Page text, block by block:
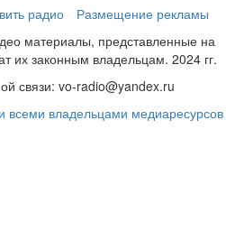
радио
Размещение рекламы
материалы, представленные на
их законным владельцам. 2024 гг.
связи: vo-radio@yandex.ru
всеми владельцами медиаресурсов